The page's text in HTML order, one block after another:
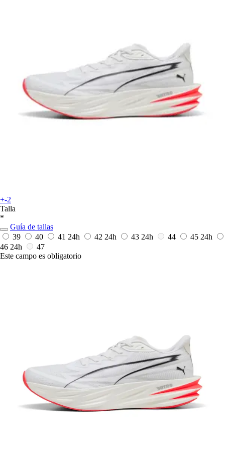
+-2
Talla
*
Guía de tallas
39
40 41 24h 42 24h 43 24h 44 45 24h
46 24h
47
Este campo es obligatorio